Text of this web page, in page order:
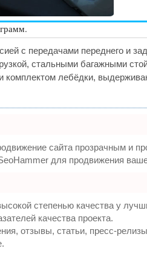
с передачами переднего и
стальными багажными
лебёдки,
сайта прозрачным и
для продвижения
степенью качества у
качества проекта.
отзывы, статьи, пресс-